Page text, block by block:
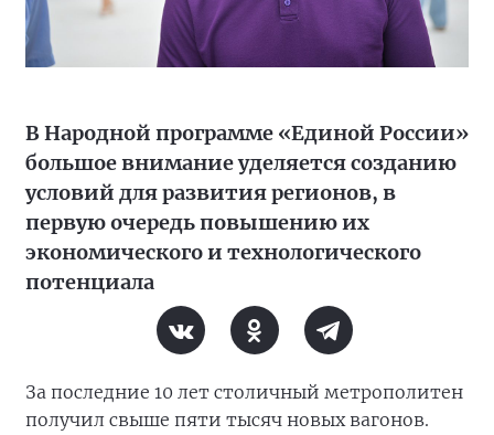
В Народной программе «Единой России»
большое внимание уделяется созданию
условий для развития регионов, в
первую очередь повышению их
экономического и технологического
потенциала
За последние 10 лет столичный метрополитен
получил свыше пяти тысяч новых вагонов.